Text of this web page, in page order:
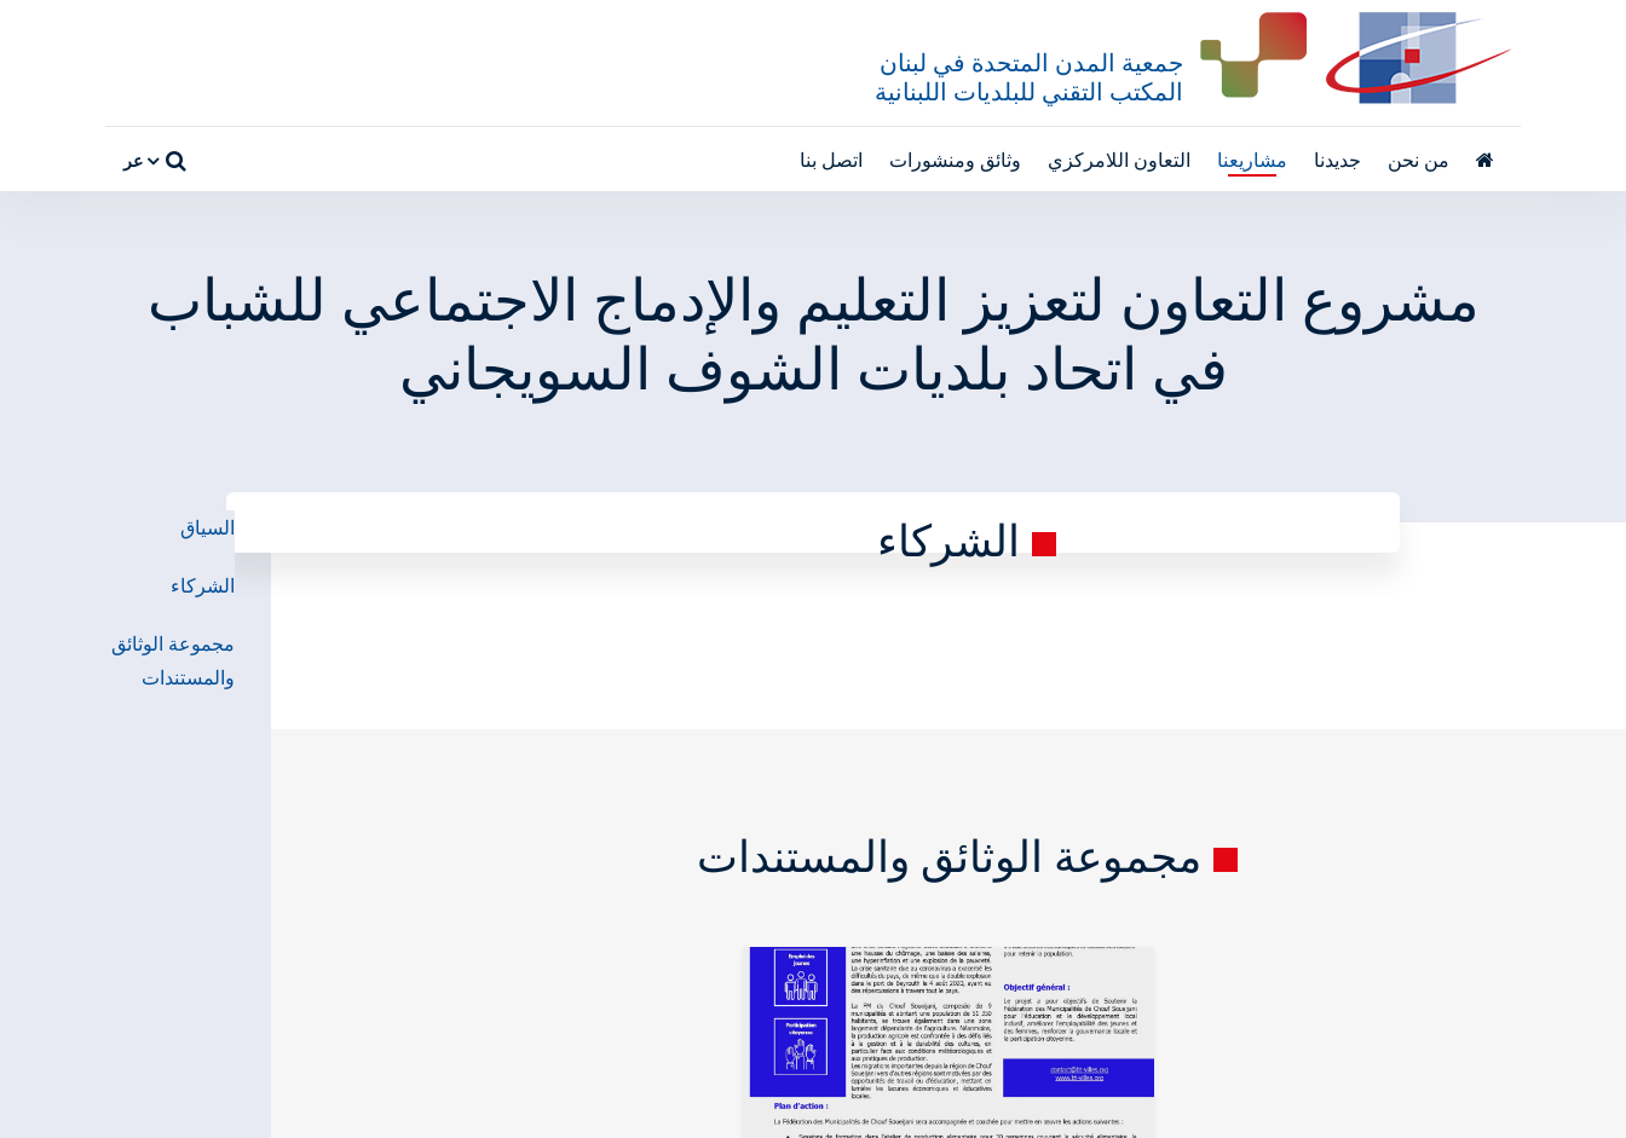
جمعية المدن المتحدة في لبنان
المكتب التقني للبلديات اللبنانية
من نحن جديدنا مشاريعنا التعاون اللامركزي وثائق ومنشورات اتصل بنا عر
مشروع التعاون لتعزيز التعليم والإدماج الاجتماعي للشباب
في اتحاد بلديات الشوف السويجاني
الشركاء
مجموعة الوثائق والمستندات
السياق
الشركاء
مجموعة الوثائق
والمستندات